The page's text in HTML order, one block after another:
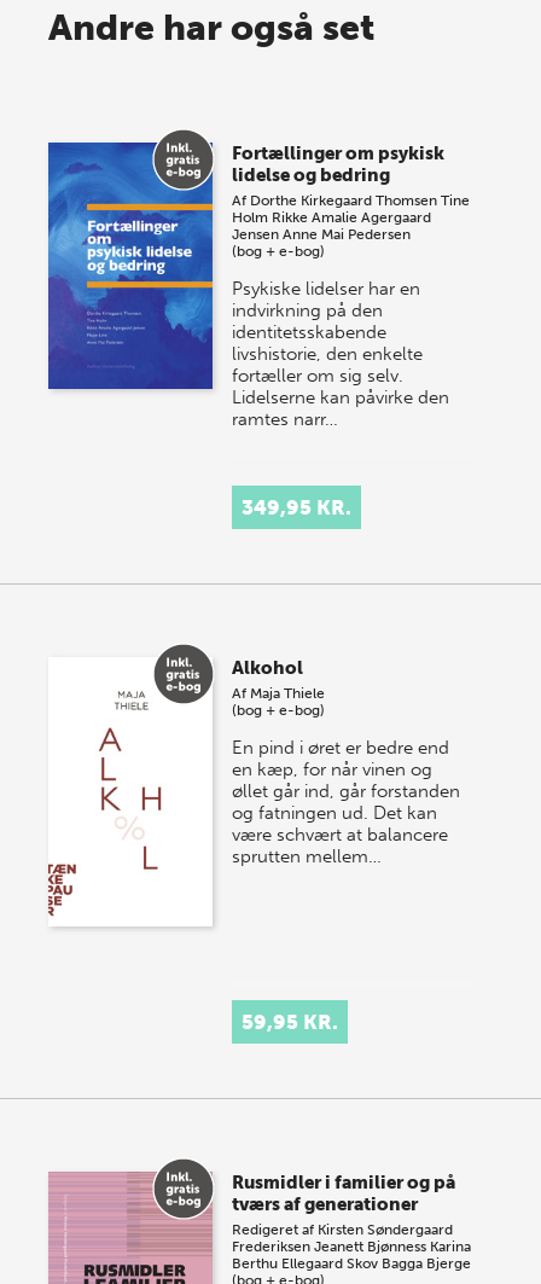
Spar op til 70% til sommer-
store sommer-lagersalg, så sæt kryds i kalenderen
onsdag den 10. j…
Andre har også set
Fortællinger om psykisk
lidelse og bedring
Af Dorthe Kirkegaard Thomsen Tine
Holm Rikke Amalie Agergaard
Jensen Anne Mai Pedersen
(bog + e-bog)
Psykiske lidelser har en
indvirkning på den
identitetsskabende
livshistorie, den enkelte
fortæller om sig selv.
Lidelserne kan påvirke den
ramtes narr…
349,95 KR.
Alkohol
Af Maja Thiele
(bog + e-bog)
En pind i øret er bedre end
en kæp, for når vinen og
øllet går ind, går forstanden
og fatningen ud. Det kan
være schvært at balancere
sprutten mellem…
59,95 KR.
Rusmidler i familier og på
tværs af generationer
Redigeret af Kirsten Søndergaard
Frederiksen Jeanett Bjønness Karina
Berthu Ellegaard Skov Bagga Bjerge
(bog + e-bog)